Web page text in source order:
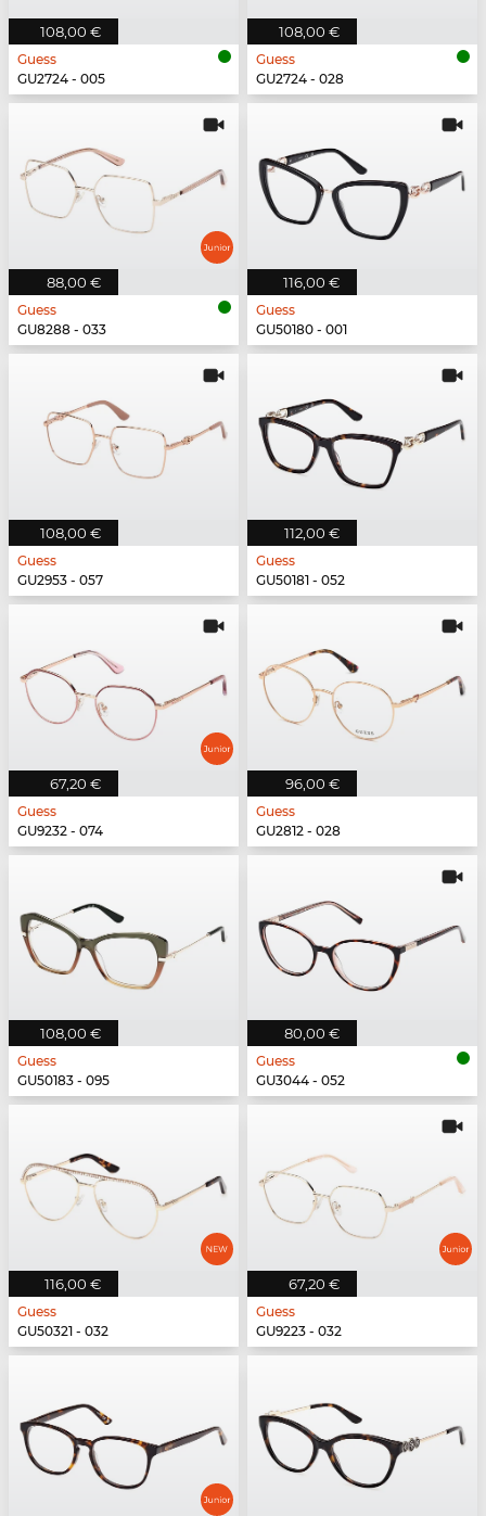
108,00 €
Guess
GU2724 - 005
108,00 €
Guess
GU2724 - 028
88,00 €
Guess
GU8288 - 033
116,00 €
Guess
GU50180 - 001
108,00 €
Guess
GU2953 - 057
112,00 €
Guess
GU50181 - 052
67,20 €
Guess
GU9232 - 074
96,00 €
Guess
GU2812 - 028
108,00 €
Guess
GU50183 - 095
80,00 €
Guess
GU3044 - 052
116,00 €
Guess
GU50321 - 032
67,20 €
Guess
GU9223 - 032